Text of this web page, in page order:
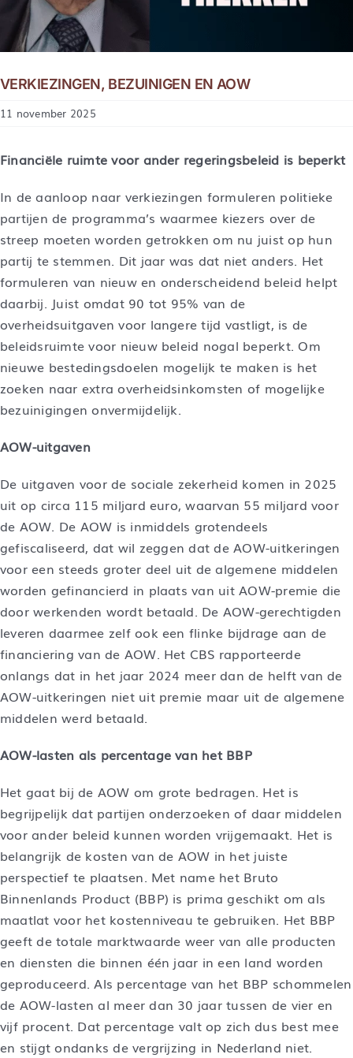
VERKIEZINGEN, BEZUINIGEN EN AOW
11 november 2025
Financiële ruimte voor ander regeringsbeleid is beperkt
In de aanloop naar verkiezingen formuleren politieke
partijen de programma’s waarmee kiezers over de
streep moeten worden getrokken om nu juist op hun
partij te stemmen. Dit jaar was dat niet anders. Het
formuleren van nieuw en onderscheidend beleid helpt
daarbij. Juist omdat 90 tot 95% van de
overheidsuitgaven voor langere tijd vastligt, is de
beleidsruimte voor nieuw beleid nogal beperkt. Om
nieuwe bestedingsdoelen mogelijk te maken is het
zoeken naar extra overheidsinkomsten of mogelijke
bezuinigingen onvermijdelijk.
AOW-uitgaven
De uitgaven voor de sociale zekerheid komen in 2025
uit op circa 115 miljard euro, waarvan 55 miljard voor
de AOW. De AOW is inmiddels grotendeels
gefiscaliseerd, dat wil zeggen dat de AOW-uitkeringen
voor een steeds groter deel uit de algemene middelen
worden gefinancierd in plaats van uit AOW-premie die
door werkenden wordt betaald. De AOW-gerechtigden
leveren daarmee zelf ook een flinke bijdrage aan de
financiering van de AOW. Het CBS rapporteerde
onlangs dat in het jaar 2024 meer dan de helft van de
AOW-uitkeringen niet uit premie maar uit de algemene
middelen werd betaald.
AOW-lasten als percentage van het BBP
Het gaat bij de AOW om grote bedragen. Het is
begrijpelijk dat partijen onderzoeken of daar middelen
voor ander beleid kunnen worden vrijgemaakt. Het is
belangrijk de kosten van de AOW in het juiste
perspectief te plaatsen. Met name het Bruto
Binnenlands Product (BBP) is prima geschikt om als
maatlat voor het kostenniveau te gebruiken. Het BBP
geeft de totale marktwaarde weer van alle producten
en diensten die binnen één jaar in een land worden
geproduceerd. Als percentage van het BBP schommelen
de AOW-lasten al meer dan 30 jaar tussen de vier en
vijf procent. Dat percentage valt op zich dus best mee
en stijgt ondanks de vergrijzing in Nederland niet.